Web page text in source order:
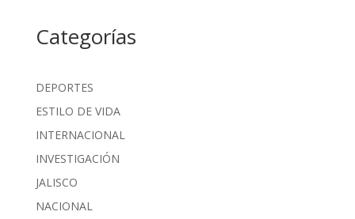
Categorías
DEPORTES
ESTILO DE VIDA
INTERNACIONAL
INVESTIGACIÓN
JALISCO
NACIONAL